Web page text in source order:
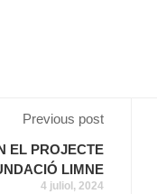
Previous post
EL PROJECTE
LIMNE
4 juliol, 2024